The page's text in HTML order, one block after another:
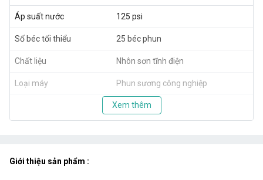
Áp suất nước 125 psi
Số béc tối thiểu 25 béc phun
Chất liệu Nhôn sơn tĩnh điện
Loại máy Phun sương công nghiệp
Xem thêm
Giới thiệu sản phẩm :